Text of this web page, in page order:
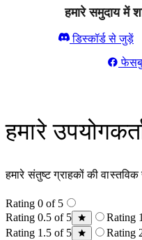
हमारे समुदाय में
डिस्कॉर्ड से जुड़ें
हमारे
हमारे संतुष्ट ग्राहकों की वास्तविक
Rating 0 of 5
Rating 0.5 of 5
Rating
Rating 1.5 of 5
Rating